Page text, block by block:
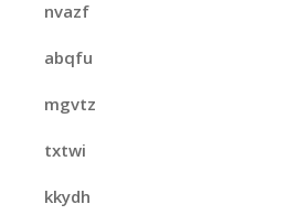
nvazf
abqfu
mgvtz
txtwi
kkydh